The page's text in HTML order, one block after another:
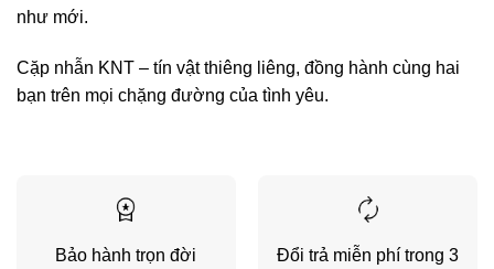
như mới.
Cặp nhẫn KNT – tín vật thiêng liêng, đồng hành cùng hai
bạn trên mọi chặng đường của tình yêu.
Bảo hành trọn đời
Đổi trả miễn phí trong 3